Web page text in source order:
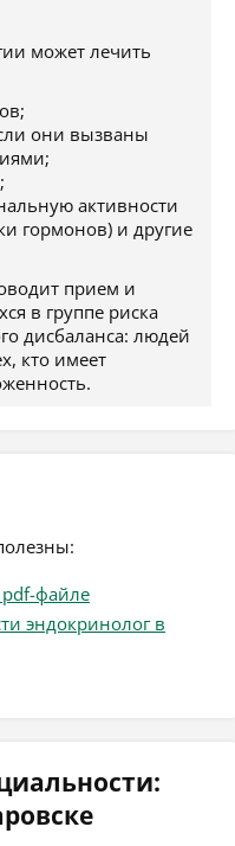
может лечить
они вызваны
активности
гормонов) и другие
прием и
в группе риска
дисбаланса: людей
кто имеет
pdf-файле
эндокринолог в